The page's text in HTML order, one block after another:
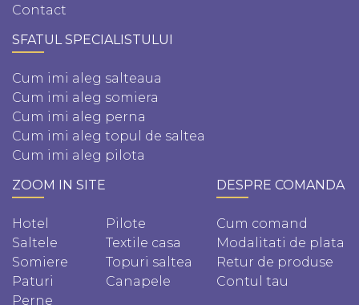
Contact
SFATUL SPECIALISTULUI
Cum imi aleg salteaua
Cum imi aleg somiera
Cum imi aleg perna
Cum imi aleg topul de saltea
Cum imi aleg pilota
ZOOM IN SITE
Hotel
Saltele
Somiere
Paturi
Perne
Pilote
Textile casa
Topuri saltea
Canapele
DESPRE COMANDA
Cum comand
Modalitati de plata
Retur de produse
Contul tau